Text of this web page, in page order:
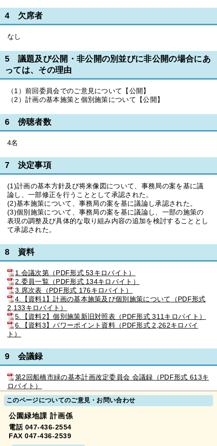
4 欠席者
なし
5 議題及び公開・非公開の別並びに非公開の場合にあ
っては、その理由
（1）前回委員会でのご意見について【公開】
（2）計画の基本施策と個別施策について【公開】
6 傍聴者数
4名
7 決定事項
(1)計画の基本方針及び将来像図について、事務局の案を基に議
論し、一部修正を行うこととして承認された。
(2)基本施策について、事務局の案を基に議論し承認された。
(3)個別施策について、事務局の案を基に議論し、一部の施策の
表現の調整及び具体的な取り組み内容の追加を検討することとし
て承認された。
8 資料
1.会議次第（PDF形式 53キロバイト）
2.委員一覧（PDF形式 134キロバイト）
3.席次表（PDF形式 176キロバイト）
4.【資料1】計画の基本施策及び個別施策について（PDF形式
2,133キロバイト）
5.【資料2】個別施策新旧対照表（PDF形式 311キロバイト）
6.【資料3】パワーポイント資料（PDF形式 2,262キロバイ
ト）
9 会議録
第2回船橋市緑の基本計画改定委員会 会議録（PDF形式 613キ
ロバイト）
このページについてのご意見・お問い合わせ
公園緑地課 計画係
電話 047-436-2554
FAX 047-436-2539